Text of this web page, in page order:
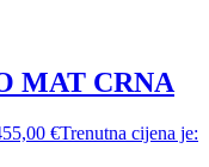
MAT CRNA
€Trenutna cijena je: